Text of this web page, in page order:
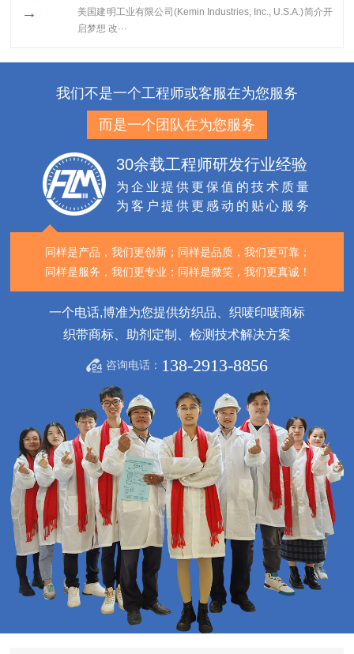
→
美国建明工业有限公司(Kemin Industries, Inc., U.S.A.)简介开
启梦想 改···
我们不是一个工程师或客服在为您服务
而是一个团队在为您服务
30余载工程师研发行业经验
为企业提供更保值的技术质量
为客户提供更感动的贴心服务
同样是产品，我们更创新； 同样是品质，我们更可靠；
同样是服务，我们更专业； 同样是微笑，我们更真诚！
一个电话,博准为您提供纺织品、织唛印唛商标
织带商标、助剂定制、检测技术解决方案
咨询电话： 138-2913-8856